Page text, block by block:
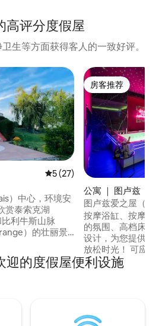
高评分度假屋
生等方面获得客人的一致好评。
平均评分 5 分（满分 5 分）
5 (27)
）中心，环境安
赏泰索克湖
比利牛斯山脉
）的壮丽景
游」和「3星级法
房客推荐
房客推荐
公寓 ｜ 图卢兹
图卢兹爱之屋（豪
按摩浴缸、按摩加
的氛围、高档床
设计，为您提供独
放松时光！ 可应要求提供额外选项，让您
的住宿体验更加愉快。 公寓位
区，距离Pont des
迎的度假屋便利设施